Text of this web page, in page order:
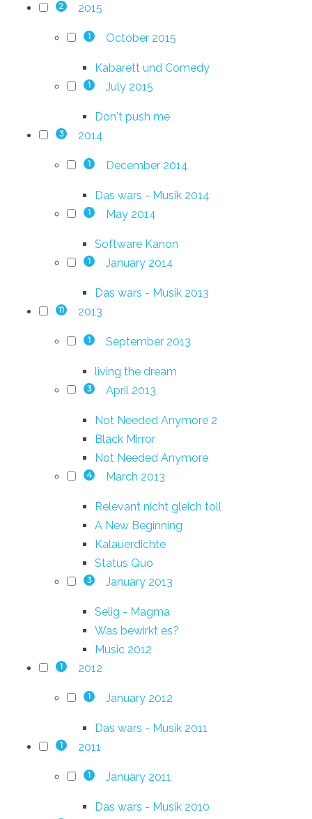
2 2015
1 October 2015
Kabarett und Comedy
1 July 2015
Don't push me
3 2014
1 December 2014
Das wars - Musik 2014
1 May 2014
Software Kanon
1 January 2014
Das wars - Musik 2013
11 2013
1 September 2013
living the dream
3 April 2013
Not Needed Anymore 2
Black Mirror
Not Needed Anymore
4 March 2013
Relevant nicht gleich toll
A New Beginning
Kalauerdichte
Status Quo
3 January 2013
Selig - Magma
Was bewirkt es?
Music 2012
1 2012
1 January 2012
Das wars - Musik 2011
1 2011
1 January 2011
Das wars - Musik 2010